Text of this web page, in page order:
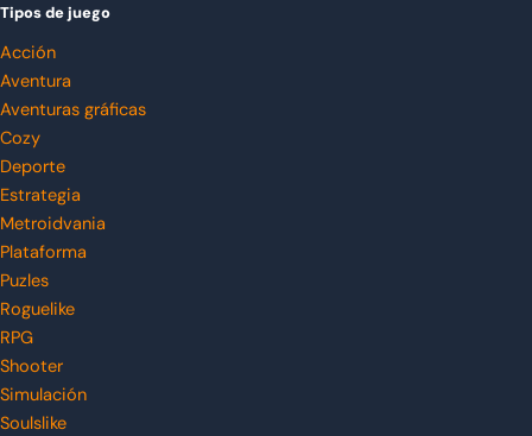
Tipos de juego
Acción
Aventura
Aventuras gráficas
Cozy
Deporte
Estrategia
Metroidvania
Plataforma
Puzles
Roguelike
RPG
Shooter
Simulación
Soulslike